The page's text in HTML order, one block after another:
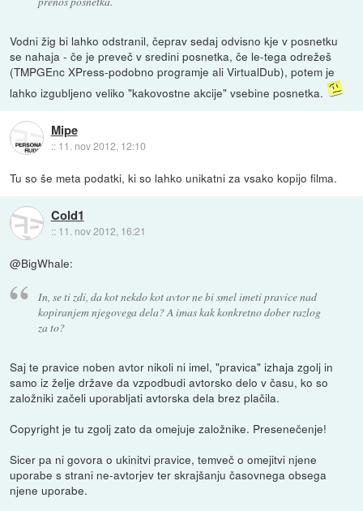
Vodni žig bi lahko odstranil, čeprav sedaj odvisno kje v posnetku
se nahaja - če je preveč v sredini posnetka, če le-tega odrežeš
(TMPGEnc XPress-podobno programje ali VirtualDub), potem je
lahko izgubljeno veliko "kakovostne akcije" vsebine posnetka.
Mipe
:: 11. nov 2012, 12:10
Tu so še meta podatki, ki so lahko unikatni za vsako kopijo filma.
Cold1
:: 11. nov 2012, 16:21
@BigWhale:
In, se ti zdi, da kot nekdo kot avtor ne bi smel imeti pravice nad
kopiranjem njegovega dela? A imas kak konkretno dober razlog
za to?
Saj te pravice noben avtor nikoli ni imel, "pravica" izhaja zgolj in
samo iz želje države da vzpodbudi avtorsko delo v času, ko so
založniki začeli uporabljati avtorska dela brez plačila.
Copyright je tu zgolj zato da omejuje založnike. Presenečenje!
Sicer pa ni govora o ukinitvi pravice, temveč o omejitvi njene
uporabe s strani ne-avtorjev ter skrajšanju časovnega obsega
njene uporabe.